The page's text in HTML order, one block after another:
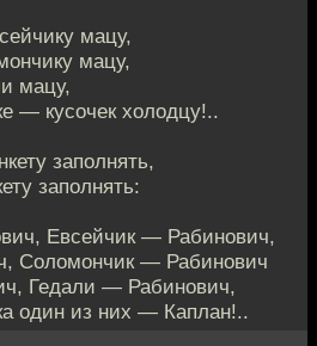
мацу,
мацу,
мацу,
— кусочек холодцу!..
заполнять,
заполнять:
Евсейчик — Рабинович,
Соломончик — Рабинович
Гедали — Рабинович,
один из них — Каплан!..